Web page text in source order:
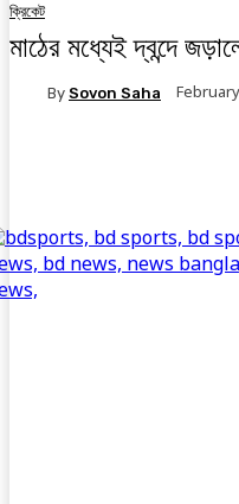
ক্রিকেট
মাঠের মধ্যেই দ্বন্দে
By Sovon Saha